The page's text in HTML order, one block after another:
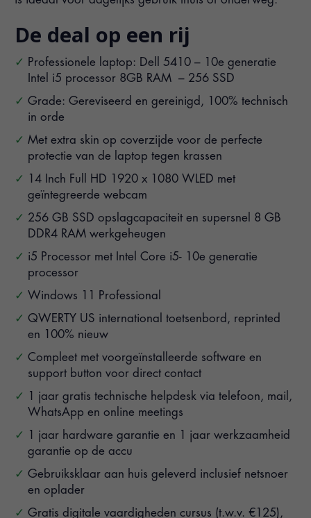
De deal op een rij
Professionele laptop: Dell 5410 – 10e generatie
Intel i5 processor 8GB RAM – 256 SSD
Grade: Gereviseerd en gereinigd, 100% technisch
in orde
Met extra skin op coverzijde voor de perfecte
protectie van de laptop tegen krassen
14 Inch Full HD 1920 x 1080 WLED met
geïntegreerde webcam
256 GB SSD opslagcapaciteit en supersnel 8 GB
DDR4 RAM werkgeheugen
i5 Processor met Intel Core i5- 10e generatie
processor
Windows 11 Professional
QWERTY US international toetsenbord, reprinted
en 100% nieuw
Compleet met voorgeïnstalleerde software en
support button voor direct contact
1 jaar gratis technische helpdesk via telefoon, mail,
WhatsApp en online meetings
1 jaar hardware garantie en 1 jaar werkzaamheid
garantie op de accu
Gebruiksklaar aan huis geleverd inclusief netsnoer
en oplader
Gratis digitale vaardigheden cursus (t.w.v. €125),